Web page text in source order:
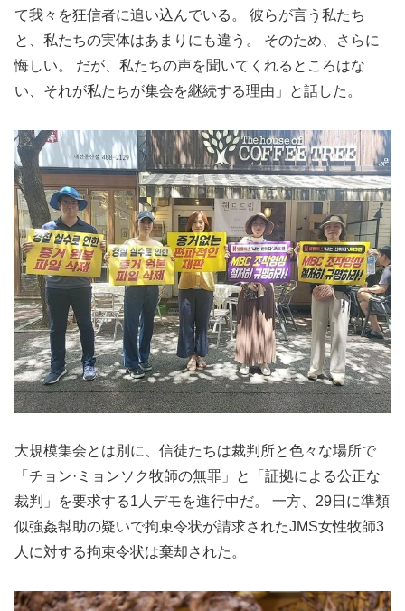
て我々を狂信者に追い込んでいる。 彼らが言う私たち
と、私たちの実体はあまりにも違う。 そのため、さらに
悔しい。 だが、私たちの声を聞いてくれるところはな
い、それが私たちが集会を継続する理由」と話した。
大規模集会とは別に、信徒たちは裁判所と色々な場所で
「チョン·ミョンソク牧師の無罪」と「証拠による公正な
裁判」を要求する1人デモを進行中だ。 一方、29日に準類
似強姦幇助の疑いで拘束令状が請求されたJMS女性牧師3
人に対する拘束令状は棄却された。